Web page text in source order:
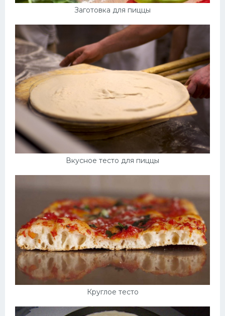
Заготовка для пиццы
Вкусное тесто для пиццы
Круглое тесто